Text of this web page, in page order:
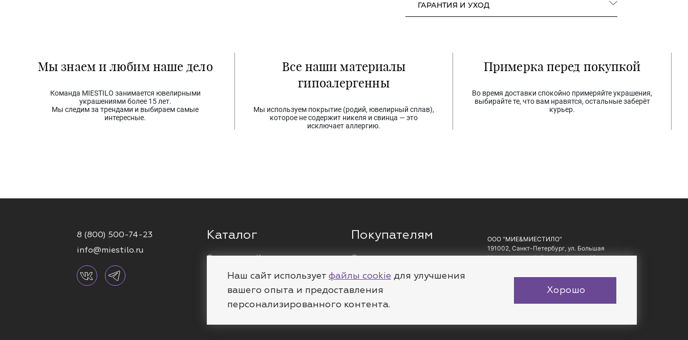
ГАРАНТИЯ И УХОД
Мы знаем и любим наше дело
Команда MIESTILO занимается ювелирными
украшениями более 15 лет.
Мы следим за трендами и выбираем самые
интересные.
Все наши материалы
гипоалергенны
Мы используем покрытие (родий, ювелирный сплав),
которое не содержит никеля и свинца — это
исключает аллергию.
Примерка перед покупкой
Во время доставки спокойно примеряйте украшения,
выбирайте те, что вам нравятся, остальные заберёт
курьер.
8 (800) 500-74-23
info@miestilo.ru
Каталог
Серьги
Каффы
Браслеты
Колье
Кольца
Цепи
Пирсинг
Шармы
Покупателям
О компании
Доставка
Полезное
ООО "МИЕ&МИЕСТИЛО"
191002, Санкт-Петербург, ул. Большая
Московская, д. 1-3, литер А, офис 10.
Наш сайт использует файлы cookie для улучшения
вашего опыта и предоставления
персонализированного контента.
Хорошо